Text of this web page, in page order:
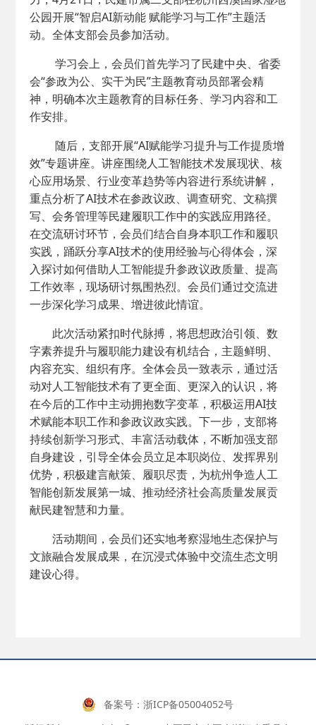
公园开展“智启AI新动能 赋能学习与工作”主题活
动。全体支部会员参加活动。
学习会上，会员们首先学习了民建中央、省委
会“参政为公、实干为民”主题教育动员部署会精
神，明确本次主题教育的目标任务、学习内容和工
作安排。
随后，支部开展“AI赋能学习提升与工作提质增
效”专题讲座。讲座围绕人工智能技术发展现状、核
心应用场景、行业变革趋势等内容进行系统讲解，
重点分析了AI技术在参政议政、调查研究、文稿撰
写、会务管理等民建履职工作中的实践应用路径。
在交流研讨环节，会员们结合自身本职工作和履职
实践，踊跃分享AI技术的使用经验与心得体会，深
入探讨如何借助人工智能提升参政议政质量、提高
工作效率，现场研讨氛围热烈。会员们通过交流进
一步深化学习成果、增进彼此情谊。
此次活动紧扣时代脉搏，将思想政治引领、数
字素养提升与履职能力建设有机结合，主题鲜明、
内容充实、组织有序。全体会员一致表示，通过活
动对人工智能技术有了更全面、更深入的认识，将
在今后的工作中主动拥抱数字变革，积极运用AI技
术赋能本职工作和参政议政实践。下一步，支部将
持续创新学习形式、丰富活动载体，不断加强支部
自身建设，引导全体会员立足本职岗位、发挥界别
优势，积极建言献策、履职尽责，为杭州争造人工
智能创新发展第一城、推动经济社会高质量发展贡
献民建智慧和力量。
活动期间，会员们还实地考察湿地生态保护与
文旅融合发展成果，在沉浸式体验中交流生态文明
建设心得。
备案号： 浙ICP备05004052号